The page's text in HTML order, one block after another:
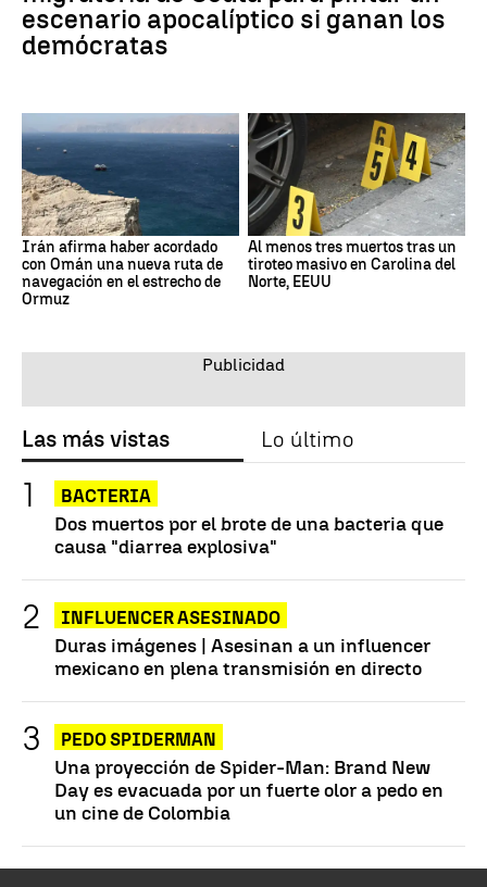
escenario apocalíptico si ganan los
demócratas
Irán afirma haber acordado
con Omán una nueva ruta de
navegación en el estrecho de
Ormuz
Al menos tres muertos tras un
tiroteo masivo en Carolina del
Norte, EEUU
Las más vistas Lo último
BACTERIA
Dos muertos por el brote de una bacteria que
causa "diarrea explosiva"
INFLUENCER ASESINADO
Duras imágenes | Asesinan a un influencer
mexicano en plena transmisión en directo
PEDO SPIDERMAN
Una proyección de Spider-Man: Brand New
Day es evacuada por un fuerte olor a pedo en
un cine de Colombia